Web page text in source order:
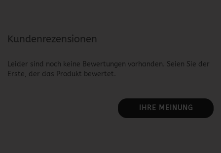
Kundenrezensionen
Leider sind noch keine Bewertungen vorhanden. Seien Sie der
Erste, der das Produkt bewertet.
IHRE MEINUNG